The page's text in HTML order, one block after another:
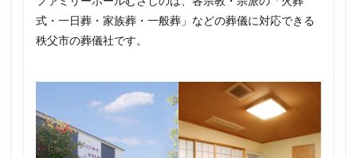
式・一日葬・家族葬・一般葬」などの葬儀に対応できる
秩父市の葬儀社です。